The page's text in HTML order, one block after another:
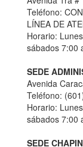
Teléfono:
LÍNEA DE
Horario:
sábados 7:00
SEDE
Avenida
Teléfono:
Horario:
sábados 7:00
SEDE